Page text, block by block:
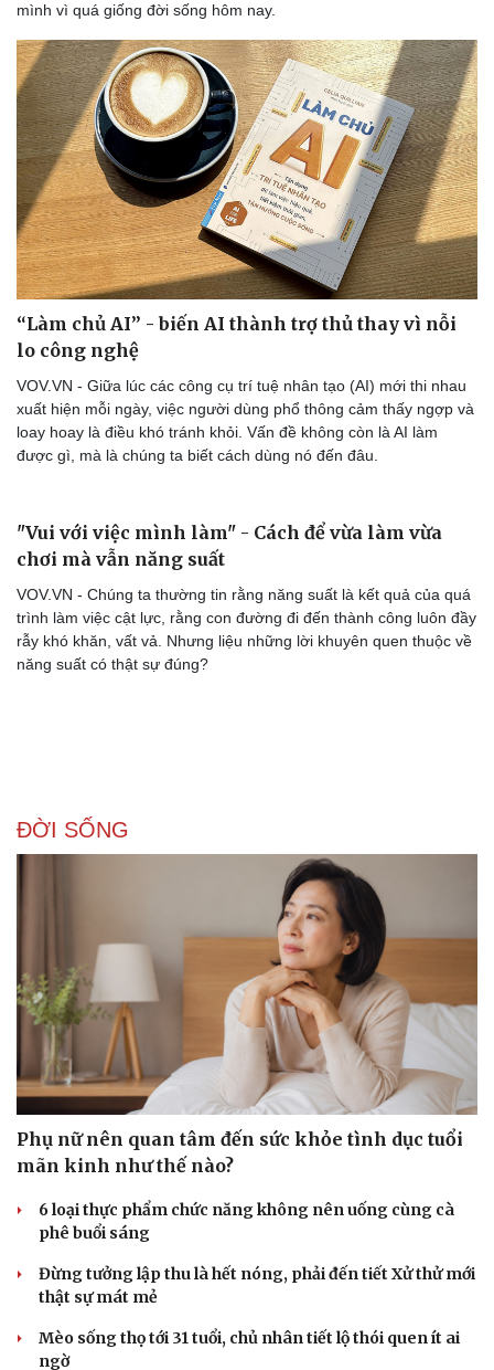
mình vì quá giống đời sống hôm nay.
“Làm chủ AI” - biến AI thành trợ thủ thay vì nỗi
lo công nghệ
VOV.VN - Giữa lúc các công cụ trí tuệ nhân tạo (AI) mới thi nhau
xuất hiện mỗi ngày, việc người dùng phổ thông cảm thấy ngợp và
loay hoay là điều khó tránh khỏi. Vấn đề không còn là AI làm
được gì, mà là chúng ta biết cách dùng nó đến đâu.
"Vui với việc mình làm" - Cách để vừa làm vừa
chơi mà vẫn năng suất
VOV.VN - Chúng ta thường tin rằng năng suất là kết quả của quá
trình làm việc cật lực, rằng con đường đi đến thành công luôn đầy
rẫy khó khăn, vất vả. Nhưng liệu những lời khuyên quen thuộc về
năng suất có thật sự đúng?
ĐỜI SỐNG
Phụ nữ nên quan tâm đến sức khỏe tình dục tuổi
mãn kinh như thế nào?
6 loại thực phẩm chức năng không nên uống cùng cà
phê buổi sáng
Đừng tưởng lập thu là hết nóng, phải đến tiết Xử thử mới
thật sự mát mẻ
Mèo sống thọ tới 31 tuổi, chủ nhân tiết lộ thói quen ít ai
ngờ